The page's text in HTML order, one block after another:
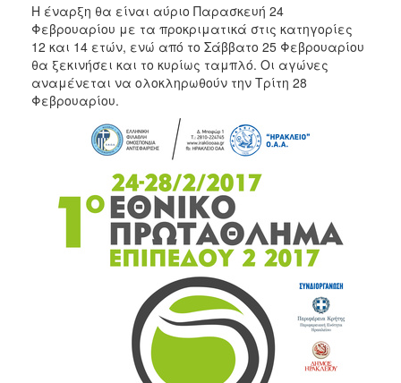
ΑΝΘΕΚΤΙΚΗ
ΠΟΛΗ
Η έναρξη θα είναι αύριο Παρασκευή 24
Φεβρουαρίου με τα προκριματικά στις κατηγορίες
12 και 14 ετών, ενώ από το Σάββατο 25 Φεβρουαρίου
θα ξεκινήσει και το κυρίως ταμπλό. Οι αγώνες
αναμένεται να ολοκληρωθούν την Τρίτη 28
Φεβρουαρίου.